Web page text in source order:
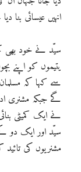
انہیں عیسائی بنا
سیّد نے خود بھی
یتیموں کو اپنے
سے کہا کہ
گے جبکہ مشنری
نے ایک کمیٹی
سیّد اور ایک دو
مشنریوں کی